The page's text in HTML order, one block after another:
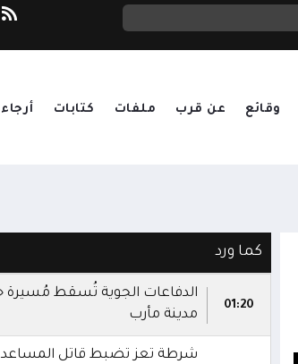
رباعية إقليمية تؤكد
وقائع عن قرب ملفات كتابات أرجاء
كما ورد
01:20
الدفاعات الجوية تُسقط مُسيرة
مدينة مأرب
شرطة تعز تضبط قاتل